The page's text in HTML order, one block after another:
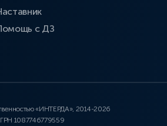
с ДЗ
«ИНТЕРДА», 2014-2026
1087746779559